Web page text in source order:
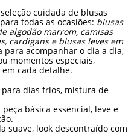
cuidada de blusas
todas as ocasiões: blusas
algodão marrom, camisas
cardigans e blusas leves em
para acompanhar o dia a dia,
momentos especiais,
cada detalhe.
dias frios, mistura de
peça básica essencial, leve e
suave, look descontraído com